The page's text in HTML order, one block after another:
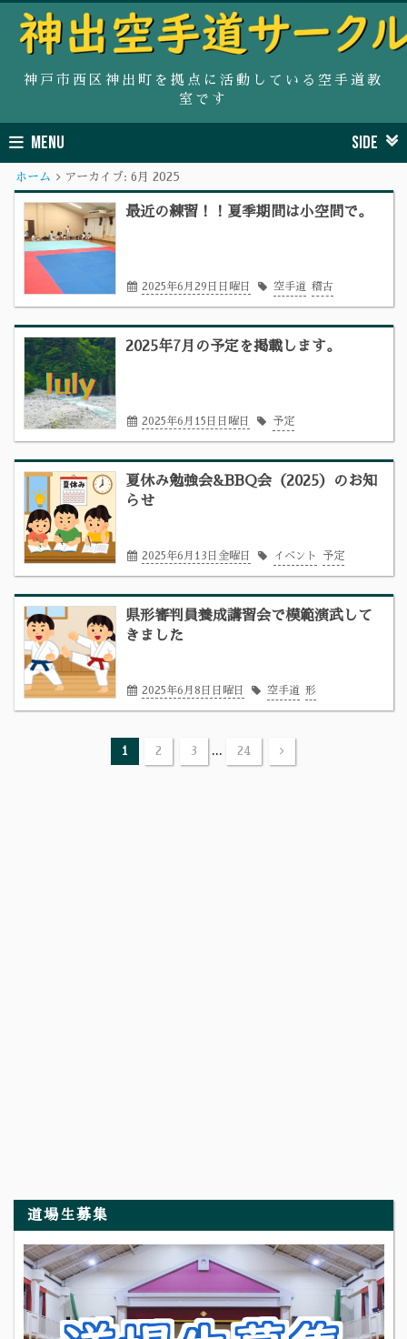
神戸市西区神出町を拠点に活動している空手道教
室です
MENU SIDE
ホーム アーカイブ: 6月 2025
最近の練習！！夏季期間は小空間で。
2025年6月29日日曜日 空手道 稽古
2025年7月の予定を掲載します。
2025年6月15日日曜日 予定
夏休み勉強会&BBQ会（2025）のお知
らせ
2025年6月13日金曜日 イベント 予定
県形審判員養成講習会で模範演武して
きました
2025年6月8日日曜日 空手道 形
1 2 3 ... 24
道場生募集